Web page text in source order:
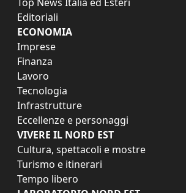
Editoriali
ECONOMIA
Imprese
Finanza
Lavoro
Tecnologia
Infrastrutture
Eccellenze e personaggi
VIVERE IL NORD EST
Cultura, spettacoli e mostre
Turismo e itinerari
Tempo libero